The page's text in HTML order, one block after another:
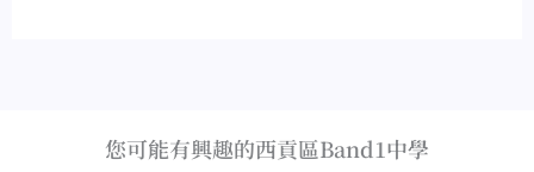
您可能有興趣的西貢區Band1中學